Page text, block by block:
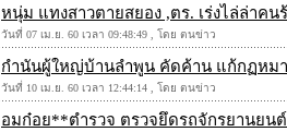
หนุ่ม แทงสาวตายสยอง ,ตร. เร่งไล่ล่าค
วันที่ 07 เม.ย. 60 เวลา 09:48:49 , โดย ตนข่าว
กำนันผู้ใหญ่บ้านลำพูน คัดค้าน แก้กฏหมา
วันที่ 10 เม.ย. 60 เวลา 12:44:14 , โดย ตนข่าว
อมก๋อย**ตำรวจ ตรวจยึดรถจักรยานยน